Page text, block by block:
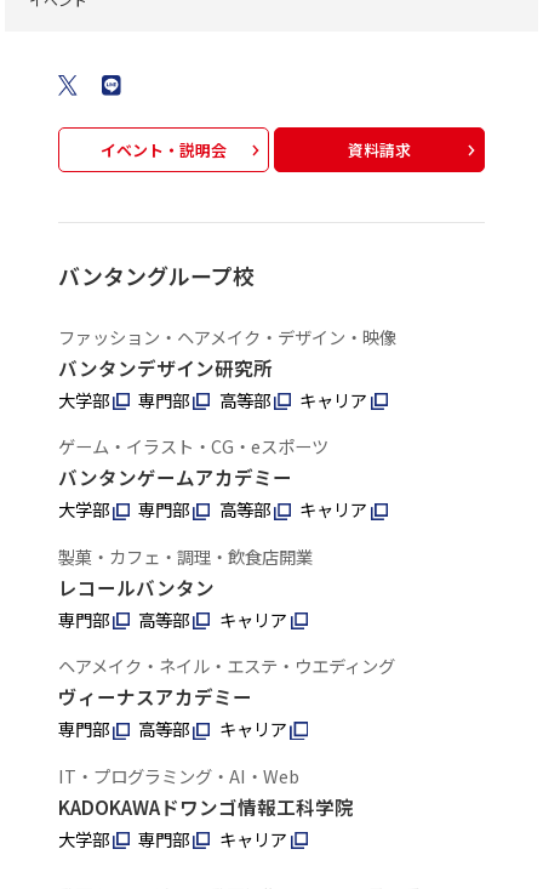
イベント・説明会 資料請求
バンタングループ校
ファッション・ヘアメイク・デザイン・映像
バンタンデザイン研究所
大学部 専門部 高等部
キャリア
ゲーム・イラスト・CG・eスポーツ
バンタンゲームアカデミー
大学部 専門部 高等部
キャリア
製菓・カフェ・調理・飲食店開業
レコールバンタン
専門部 高等部
キャリア
ヘアメイク・ネイル・エステ・ウエディング
ヴィーナスアカデミー
専門部 高等部
キャリア
IT・プログラミング・AI・Web
KADOKAWAドワンゴ情報工科学院
大学部 専門部 キャリア